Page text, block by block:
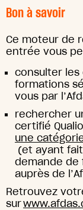
Bon à savoir
Ce moteur de
entrée vous
consulter les
formations
vous par
rechercher
certifié
une
(et ayant fait
demande de
auprès de
Retrouvez
sur